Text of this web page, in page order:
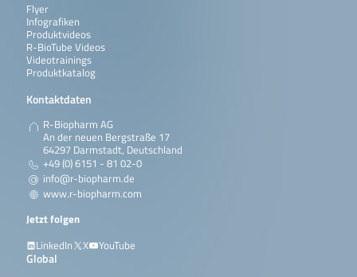
Flyer
Infografiken
Produktvideos
R-BioTube Videos
Videotrainings
Produktkatalog
Kontaktdaten
R-Biopharm AG
An der neuen Bergstraße 17
64297 Darmstadt, Deutschland
+49 (0) 6151 - 81 02-0
info@r-biopharm.de
www.r-biopharm.com
Jetzt folgen
LinkedIn
X YouTube
Global